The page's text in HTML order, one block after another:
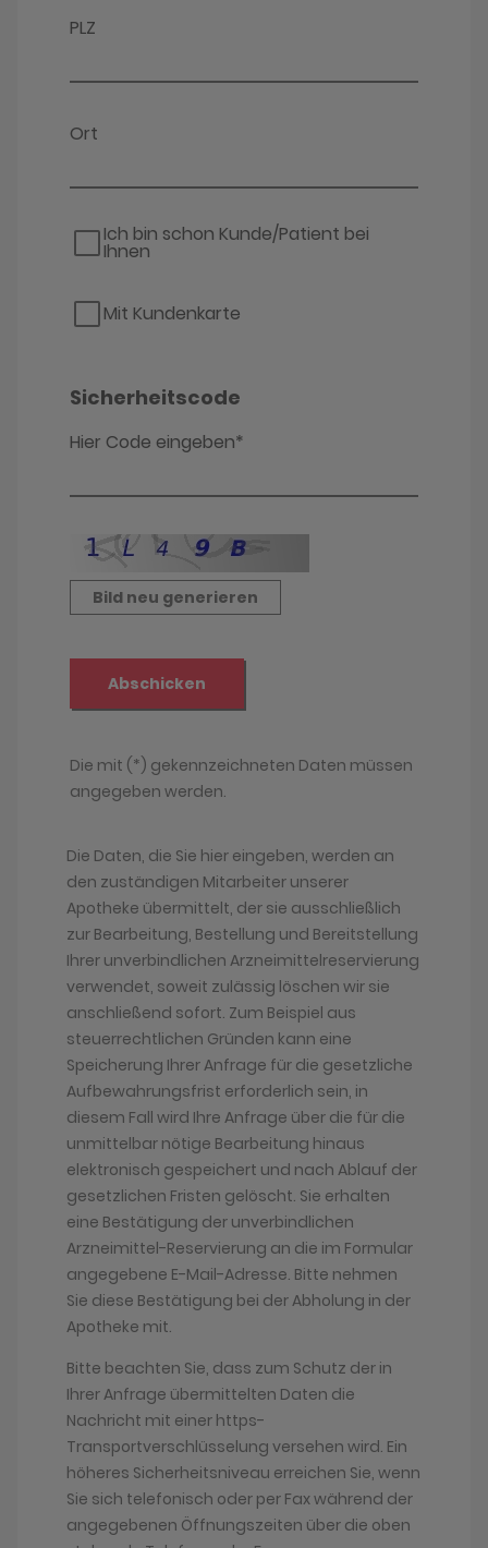
Die Daten, die Sie hier eingeben, werden an
den zuständigen Mitarbeiter unserer
Apotheke übermittelt, der sie ausschließlich
zur Bearbeitung, Bestellung und Bereitstellung
Ihrer unverbindlichen Arzneimittelreservierung
verwendet, soweit zulässig löschen wir sie
anschließend sofort. Zum Beispiel aus
steuerrechtlichen Gründen kann eine
Speicherung Ihrer Anfrage für die gesetzliche
Aufbewahrungsfrist erforderlich sein, in
diesem Fall wird Ihre Anfrage über die für die
unmittelbar nötige Bearbeitung hinaus
elektronisch gespeichert und nach Ablauf der
gesetzlichen Fristen gelöscht. Sie erhalten
eine Bestätigung der unverbindlichen
Arzneimittel-Reservierung an die im Formular
angegebene E-Mail-Adresse. Bitte nehmen
Sie diese Bestätigung bei der Abholung in der
Apotheke mit.
Bitte beachten Sie, dass zum Schutz der in
Ihrer Anfrage übermittelten Daten die
Nachricht mit einer https-
Transportverschlüsselung versehen wird. Ein
höheres Sicherheitsniveau erreichen Sie, wenn
Sie sich telefonisch oder per Fax während der
angegebenen Öffnungszeiten über die oben